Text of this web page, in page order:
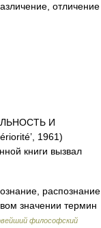
отличение
И
1961)
книги вызвал
распознание
значении термин
философский